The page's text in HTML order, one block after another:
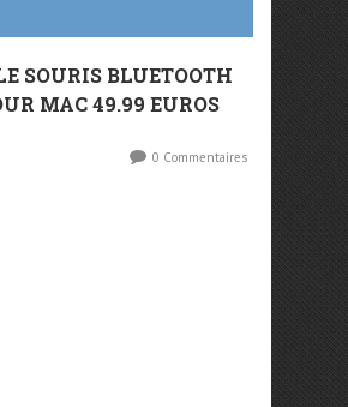
SOURIS BLUETOOTH
MAC 49.99 EUROS
0 Commentaires